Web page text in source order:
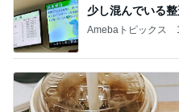
少し混んでいる
Amebaトピックス